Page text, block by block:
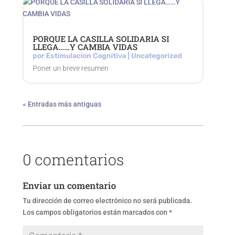
PORQUE LA CASILLA SOLIDARIA SI
LLEGA……Y CAMBIA VIDAS
por Estimulacion Cognitiva| Uncategorized
Poner un breve resumen
« Entradas más antiguas
0 comentarios
Enviar un comentario
Tu dirección de correo electrónico no será publicada.
Los campos obligatorios están marcados con *